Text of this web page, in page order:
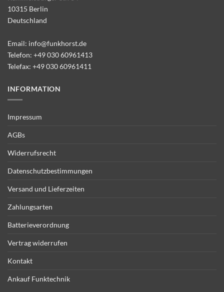
10315 Berlin
Deutschland
Email: info@funkhorst.de
Telefon: +49 030 60961413
Telefax: +49 030 60961411
INFORMATION
Impressum
AGBs
Widerrufsrecht
Datenschutzbestimmungen
Versand und Lieferzeiten
Zahlungsarten
Batterieverordnung
Vertrag widerrufen
Kontakt
Ankauf Funktechnik